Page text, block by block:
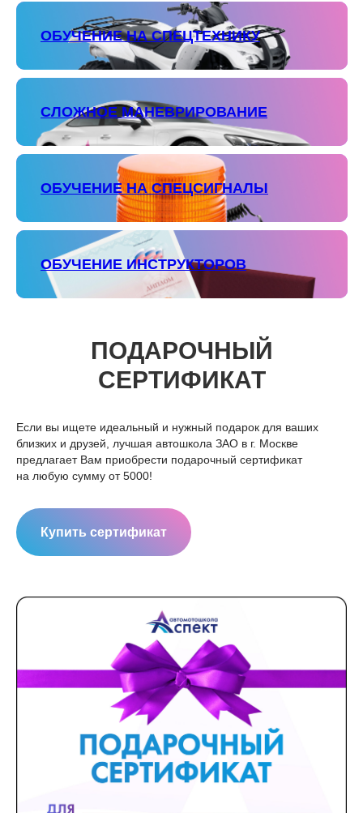
ОБУЧЕНИЕ НА СПЕЦТЕХНИКУ
СЛОЖНОЕ МАНЕВРИРОВАНИЕ
ОБУЧЕНИЕ НА СПЕЦСИГНАЛЫ
ОБУЧЕНИЕ ИНСТРУКТОРОВ
ПОДАРОЧНЫЙ
СЕРТИФИКАТ
Если вы ищете идеальный и нужный подарок для ваших
близких и друзей, лучшая автошкола ЗАО в г. Москве
предлагает Вам приобрести подарочный сертификат
на любую сумму от 5000!
Купить сертификат